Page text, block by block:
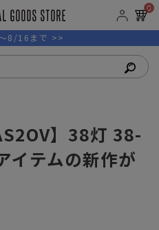
0
8/16まで >>
】38灯 38-
イテムの新作が